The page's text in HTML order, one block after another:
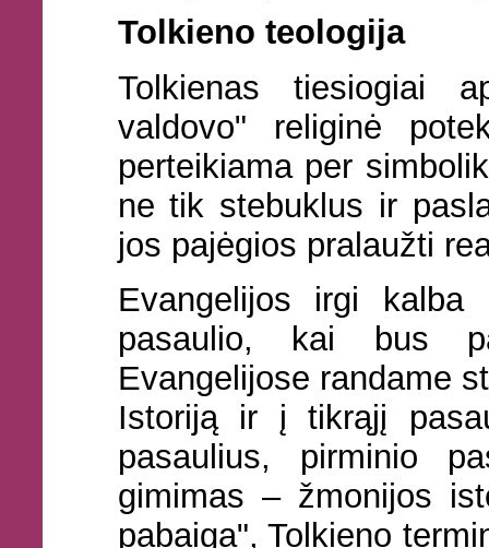
Tolkieno teologija
Tolkienas tiesiogiai
valdovo" religinė
perteikiama per
ne tik stebuklus ir
jos pajėgios pralaužti
Evangelijos irgi
pasaulio, kai bus
Evangelijose randame
Istoriją ir į tikrąjį
pasaulius, pirminio
gimimas – žmonijos
pabaiga", Tolkieno